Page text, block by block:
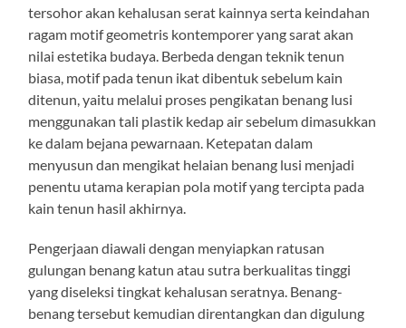
tersohor akan kehalusan serat kainnya serta keindahan
ragam motif geometris kontemporer yang sarat akan
nilai estetika budaya. Berbeda dengan teknik tenun
biasa, motif pada tenun ikat dibentuk sebelum kain
ditenun, yaitu melalui proses pengikatan benang lusi
menggunakan tali plastik kedap air sebelum dimasukkan
ke dalam bejana pewarnaan. Ketepatan dalam
menyusun dan mengikat helaian benang lusi menjadi
penentu utama kerapian pola motif yang tercipta pada
kain tenun hasil akhirnya.
Pengerjaan diawali dengan menyiapkan ratusan
gulungan benang katun atau sutra berkualitas tinggi
yang diseleksi tingkat kehalusan seratnya. Benang-
benang tersebut kemudian direntangkan dan digulung